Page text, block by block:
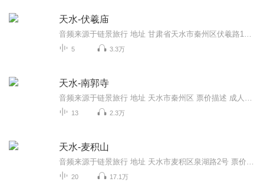
天水-伏羲庙
5 3.3万
天水-南郭寺
13 2.3万
天水-麦积山
20 17.1万